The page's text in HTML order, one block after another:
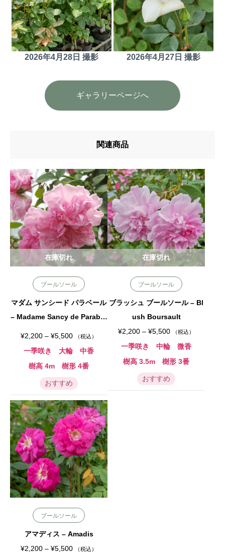
2026年4月28日 撮影 2026年4月27日 撮影
ギャラリーページへ
関連商品
ブールソール
マダム サンシード パラベール
– Madame Sancy de Paraber
¥2,200 – ¥5,500価
帯
¥
2
,
0
0
–
¥
5
,
5
0
0
（税込）
一季咲き 大輪 中香
樹高 4m 樹形 4番
おすすめ
在庫切れ
ブールソール
ブラッシュ ブールソール – Bl
ush Boursault
¥2,200 – ¥5,500価
帯
¥
2
,
0
（税込）
一季咲き 中輪 微香
樹高 3.5m 樹形 3番
おすすめ
在庫切れ
ブールソール
アマディス – Amadis
¥2,200 – ¥5,500価（税込）